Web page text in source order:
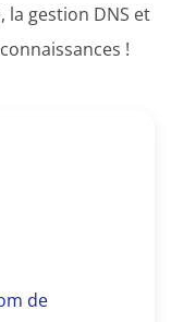
la gestion DNS et
!
de